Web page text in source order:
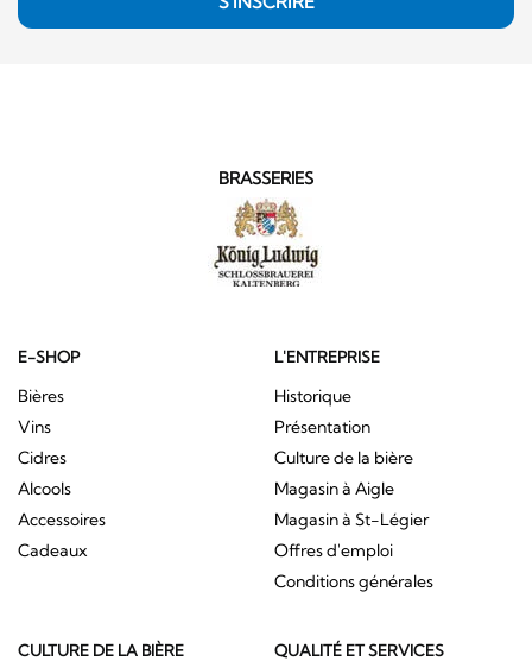
BRASSERIES
E-SHOP
Bières
Vins
Cidres
Alcools
Accessoires
Cadeaux
L'ENTREPRISE
Historique
Présentation
Culture de la bière
Magasin à Aigle
Magasin à St-Légier
Offres d'emploi
Conditions générales
CULTURE DE LA BIÈRE
QUALITÉ ET SERVICES